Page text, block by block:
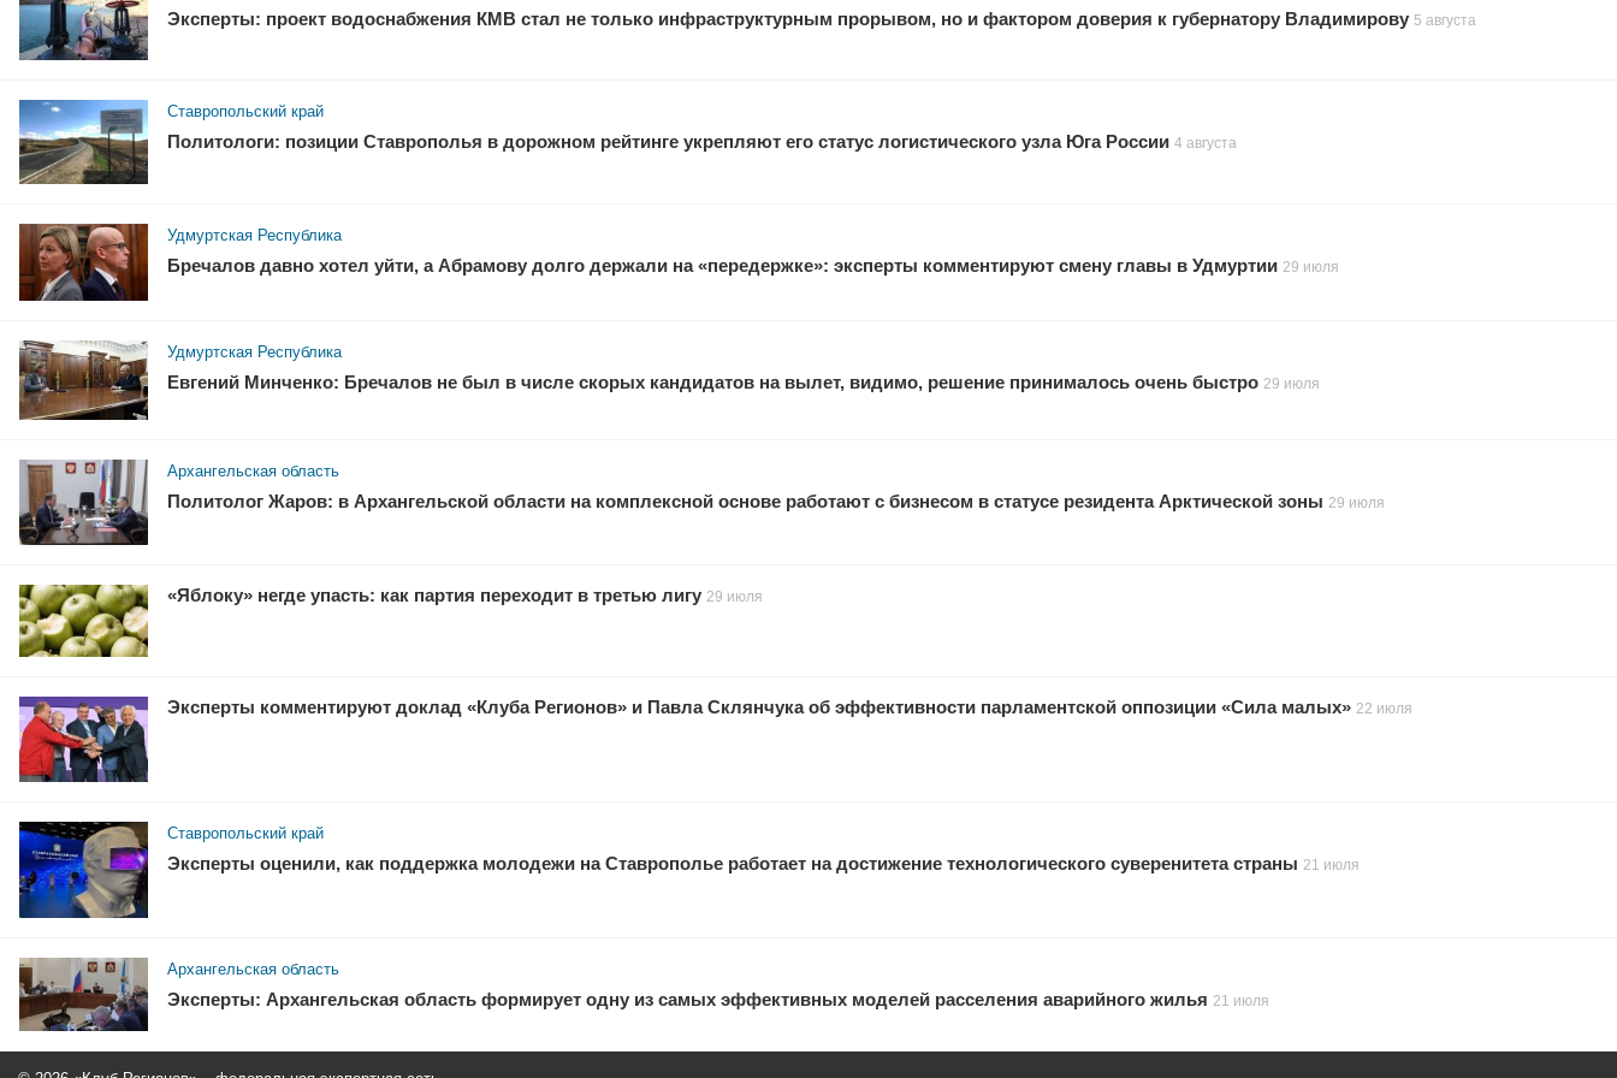
Эксперты: проект водоснабжения КМВ стал не только инфраструктурным прорывом, но и фактором доверия к губернатору Владимирову 5 августа
Ставропольский край
Политологи: позиции Ставрополья в дорожном рейтинге укрепляют его статус логистического узла Юга России 4 августа
Удмуртская Республика
Бречалов давно хотел уйти, а Абрамову долго держали на «передержке»: эксперты комментируют смену главы в Удмуртии 29 июля
Удмуртская Республика
Евгений Минченко: Бречалов не был в числе скорых кандидатов на вылет, видимо, решение принималось очень быстро 29 июля
Архангельская область
Политолог Жаров: в Архангельской области на комплексной основе работают с бизнесом в статусе резидента Арктической зоны 29 июля
«Яблоку» негде упасть: как партия переходит в третью лигу 29 июля
Эксперты комментируют доклад «Клуба Регионов» и Павла Склянчука об эффективности парламентской оппозиции «Сила малых» 22 июля
Ставропольский край
Эксперты оценили, как поддержка молодежи на Ставрополье работает на достижение технологического суверенитета страны 21 июля
Архангельская область
Эксперты: Архангельская область формирует одну из самых эффективных моделей расселения аварийного жилья 21 июля